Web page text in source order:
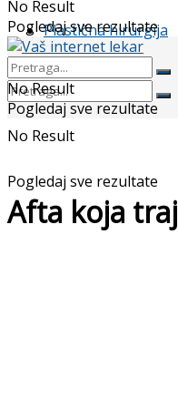
Plastična hirurgija
No Result
Pogledaj sve rezultate
No Result
Pogledaj sve rezultate
No Result
Pogledaj sve rezultate
Afta koja